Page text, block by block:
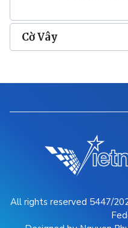
Cờ Vây
All rights reserved 5447/